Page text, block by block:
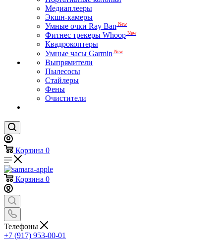
Медиаплееры
Экшн-камеры
Умные очки Ray Ban New
Фитнес трекеры Whoop New
Квадрокоптеры
Умные часы Garmin New
Выпрямители
Пылесосы
Стайлеры
Фены
Очистители
Корзина 0
Корзина 0
Телефоны
+7 (917) 953-00-01